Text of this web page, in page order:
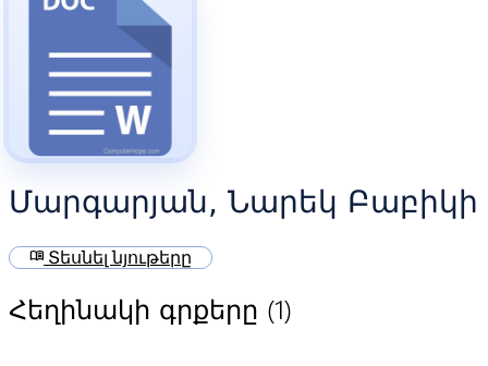
Մարգարյան, Նարեկ Բաբիկի
menu_book Տեսնել նյութերը
Հեղինակի գրքերը (1)